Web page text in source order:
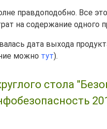
правдоподобно. Все
на содержание одного
дата выхода
можно тут).
стола